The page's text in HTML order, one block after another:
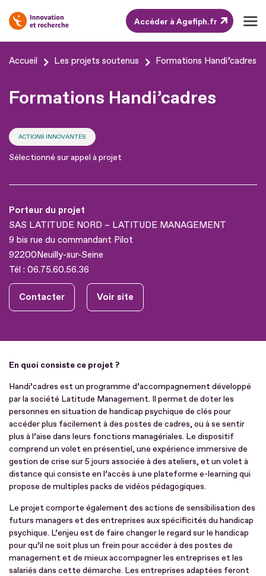
Aller
contenu
pied
de
Accéder à Agefiph.fr
Accueil Les projets soutenus Formations Handi’cadres
Formations Handi’cadres
ACTIONS INNOVANTES
Sélectionné sur appel à projet
Porteur du projet
SAS LATITUDE NORD – LATITUDE MANAGEMENT
9 bis rue du commandant Pilot
92200Neuilly-sur-Seine
Tél : 06.75.60.56.36
Contacter Voir site
En quoi consiste ce projet ?
Handi’cadres est un programme d’accompagnement développé
par la société Latitude Management. Il permet de doter les
personnes en situation de handicap psychique de clés pour
accéder plus facilement à des postes de cadres, ou à se sentir
plus à l’aise dans leurs fonctions managériales. Le dispositif
comprend un volet en présentiel, une expérience immersive de
gestion de crise sur 5 jours associée à des ateliers, et un volet à
distance qui consiste en l’accès à une plateforme e-learning qui
propose de multiples packs de vidéos pédagogiques.
Le projet comporte également des actions de sensibilisation des
futurs managers et des entreprises aux spécificités du handicap
psychique. L’enjeu est de faire changer le regard sur le handicap
pour qu’il ne soit plus un frein pour accéder à des postes de
management et de mieux accompagner les entreprises et les
salariés dans cette démarche. Les entreprises adaptées feront